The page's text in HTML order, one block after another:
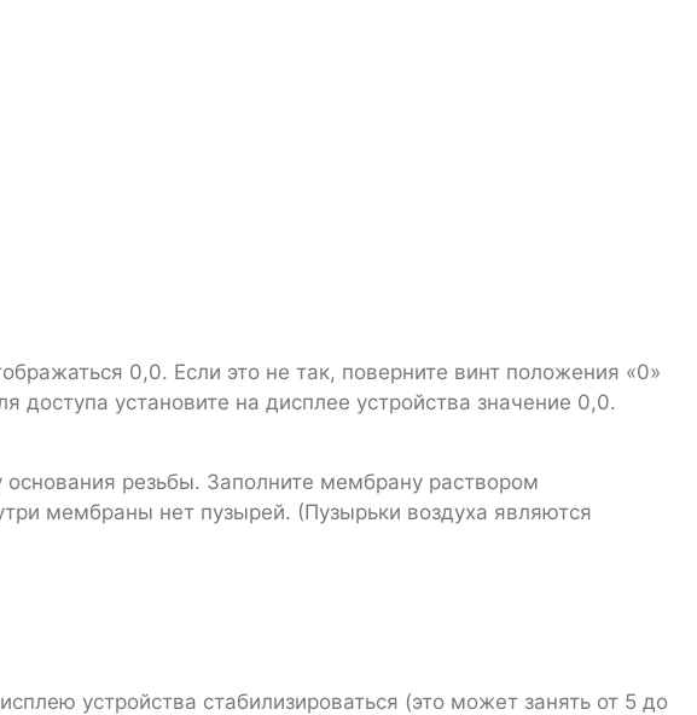
0,0. Если это не так, поверните винт положения «0»
доступа установите на дисплее устройства значение 0,0.
резьбы. Заполните мембрану раствором
мембраны нет пузырей. (Пузырьки воздуха являются
устройства стабилизироваться (это может занять от 5 до